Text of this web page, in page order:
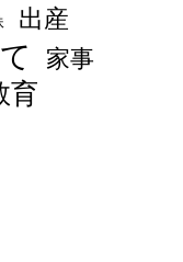
出産
家事
育